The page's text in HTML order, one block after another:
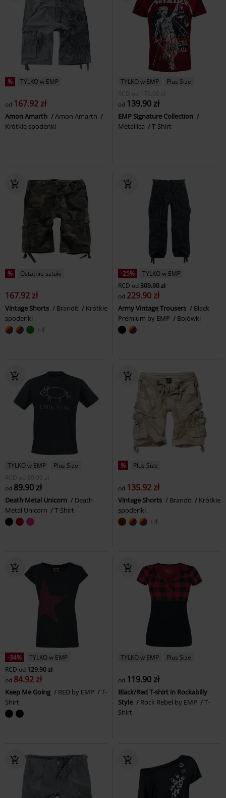
% TYLKO w EMP
od 167.92 zł
Amon Amarth
Amon Amarth
Krótkie spodenki
TYLKO w EMP
Plus Size
RCD
od 179.90 zł
od 139.90 zł
EMP Signature Collection
Metallica
T-Shirt
% Ostatnie sztuki
167.92 zł
Vintage Shorts Brandit
Krótkie
spodenki
+4
-25%
TYLKO w EMP
RCD od 309.90 zł
od 229.90 zł
Army Vintage Trousers
Black
Premium by EMP
Bojówki
TYLKO w EMP
Plus Size
RCD
od 89.99 zł
od 89.90 zł
Death Metal Unicorn
Death
Metal Unicorn
T-Shirt
% Plus Size
od 135.92 zł
Vintage Shorts Brandit
Krótkie
spodenki
+4
-34%
TYLKO w EMP
RCD od 129.90 zł
od 84.92 zł
Keep Me Going RED by EMP
T-
Shirt
TYLKO w EMP Plus Size
od 119.90 zł
Black/Red T-shirt in Rockabilly
Style
Rock Rebel by EMP
T-
Shirt